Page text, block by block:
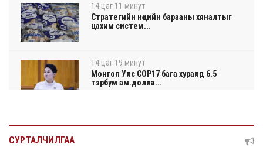
14 цаг 11 минут
Стратегийн нөөцийн барааны хяналтыг
цахим систем...
14 цаг 19 минут
Монгол Улс COP17 бага хуралд 6.5
тэрбум ам.долла...
14 цаг 23 минут
СУРТАЛЧИЛГАА